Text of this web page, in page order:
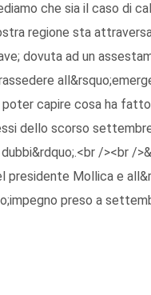
che sia il caso di
regione sta
dovuta ad un
capire cosa ha fatto
dello scorso
/><br /
presidente Mollica e
preso a